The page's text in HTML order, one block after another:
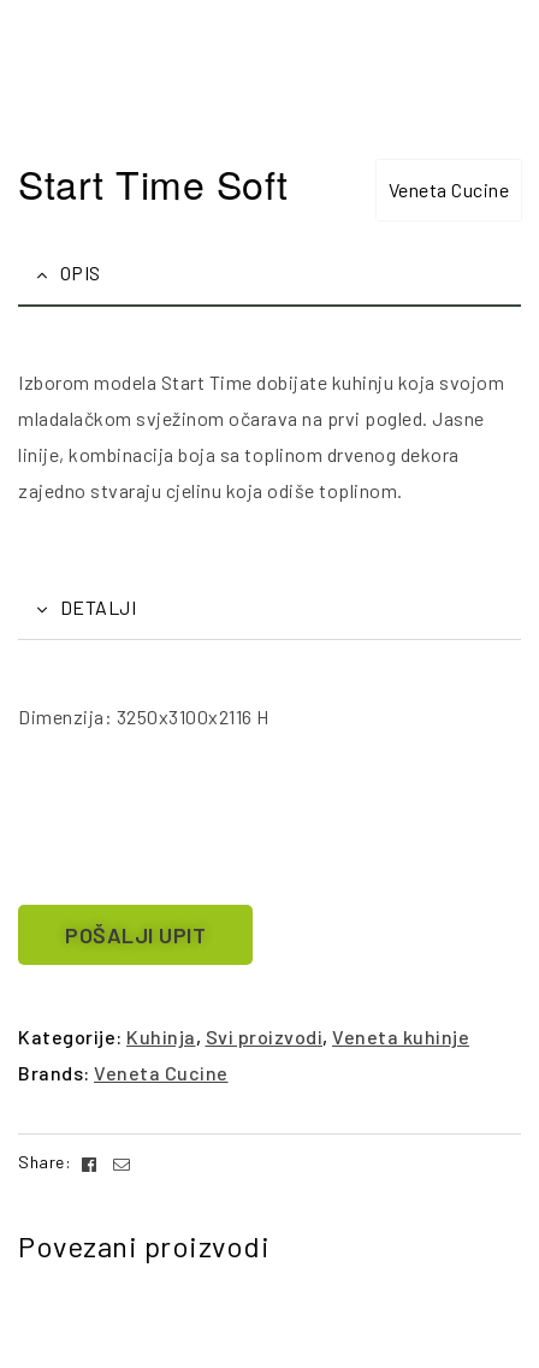
Veneta Cucine
Start Time Soft
OPIS
Izborom modela Start Time dobijate kuhinju koja svojom
mladalačkom svježinom očarava na prvi pogled. Jasne
linije, kombinacija boja sa toplinom drvenog dekora
zajedno stvaraju cjelinu koja odiše toplinom.
DETALJI
Dimenzija: 3250x3100x2116 H
POŠALJI UPIT
Kategorije: Kuhinja, Svi proizvodi, Veneta kuhinje
Brands: Veneta Cucine
Share: Facebook
Email
Povezani proizvodi